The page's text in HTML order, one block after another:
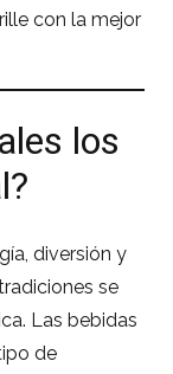
con la mejor
los
diversión y
se
Las bebidas
de